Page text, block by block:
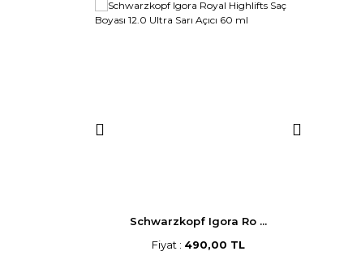
Schwarzkopf Igora Ro ...
Fiyat : 490,00 TL